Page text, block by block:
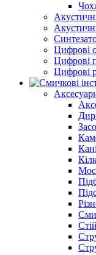
Цифрові
Цифрові
Цифрові